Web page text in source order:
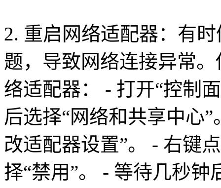
2. 重启网络适配器：有
题，导致网络连接异常
络适配器： - 打开“控制
后选择“网络和共享中心
改适配器设置”。 - 右键
择“禁用”。 - 等待几秒